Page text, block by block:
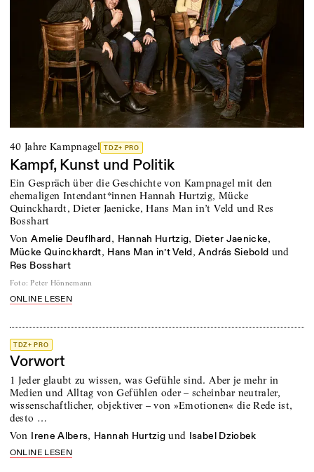
40 Jahre Kampnagel TDZ+ PRO
Kampf, Kunst und Politik
Ein Gespräch über die Geschichte von Kampnagel mit den
ehemaligen Intendant*innen Hannah Hurtzig, Mücke
Quinckhardt, Dieter Jaenicke, Hans Man in’t Veld und Res
Bosshart
von Amelie Deuflhard, Hannah Hurtzig, Dieter Jaenicke,
Mücke Quinckhardt, Hans Man in’t Veld,András Siebold und
Res Bosshart
Foto: Peter Hönnemann
ONLINE LESEN
TDZ+ PRO
Vorwort
1 Jeder glaubt zu wissen, was Gefühle sind. Aber je mehr in
Medien und Alltag von Gefühlen oder – scheinbar neutraler,
wissenschaftlicher, objektiver – von »Emotionen« die Rede ist,
desto …
von Irene Albers, Hannah Hurtzig und Isabel Dziobek
ONLINE LESEN